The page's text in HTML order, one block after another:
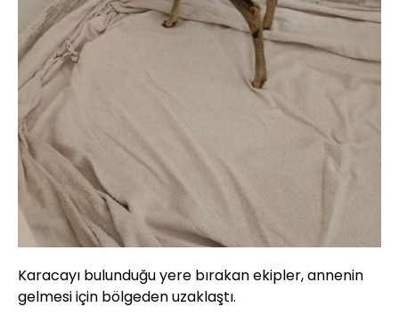
Karacayı bulunduğu yere bırakan ekipler, annenin
gelmesi için bölgeden uzaklaştı.